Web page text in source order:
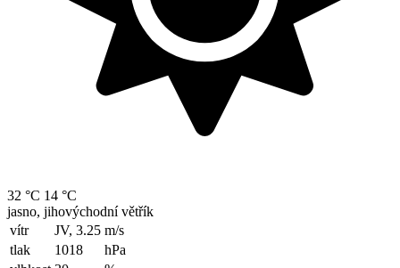
32 °C 14 °C
jasno, jihovýchodní větřík
vítr
JV, 3.25 m/s
tlak
1018
hPa